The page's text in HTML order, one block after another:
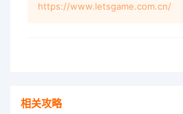
https://www.letsgame.com.cn/
相关攻略